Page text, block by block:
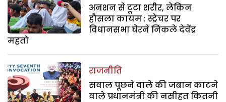
अनशन से टूटा शरीर, लेकिन
हौसला कायम : स्ट्रेचर पर
विधानसभा घेरने निकले देवेंद्र
महतो
राजनीति
सवाल पूछने वाले की जबान काटने
वाले प्रधानमंत्री की नसीहत कितनी